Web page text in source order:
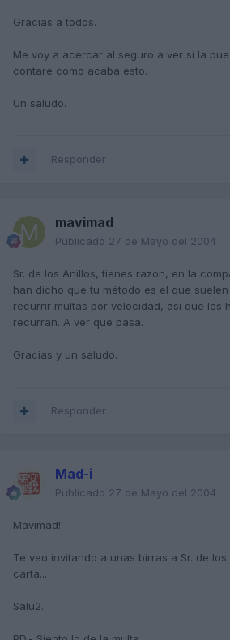
Gracias a todos.
Me voy a acercar al seguro a ver si la
contare como acaba esto.
Un saludo.
Responder
mavimad
Publicado 27 de Mayo del 2004
Sr. de los Anillos, tienes razon, en la
han dicho que tu método es el que
recurrir multas por velocidad, asi que les
recurran. A ver que pasa.
Gracias y un saludo.
Responder
Mad-i
Publicado 27 de Mayo del 2004
Mavimad!
Te veo invitando a unas birras a Sr. de los
carta...
Salu2.